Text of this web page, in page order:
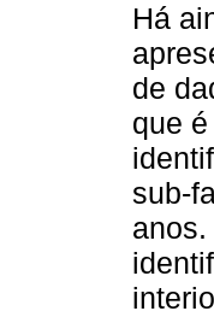
Há
de
que
sub-